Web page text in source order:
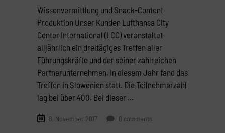
Wissenvermittlung und Snack-Content
Produktion Unser Kunden Lufthansa City
Center International (LCC) veranstaltet
alljährlich ein dreitägiges Treffen aller
Führungskräfte und der seiner zahlreichen
Partnerunternehmen. In diesem Jahr fand das
Treffen in Slowenien statt. Die Teilnehmerzahl
lag bei über 400. Bei dieser
8. November 2017 0 comments